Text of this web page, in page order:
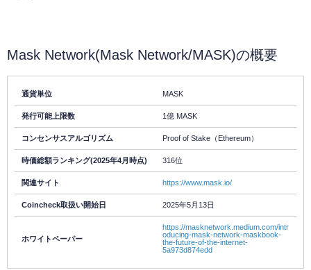
Mask Network(Mask Network/MASK)の概要
通貨単位 MASK
発行可能上限数 1億 MASK
コンセンサスアルゴリズム Proof of Stake（Ethereum）
時価総額ランキング(2025年4月時点) 316位
関連サイト https://www.mask.io/
Coincheck取扱い開始日 2025年5月13日
ホワイトペーパー
https://masknetwork.medium.com/intr
oducing-mask-network-maskbook-
the-future-of-the-internet-
5a973d874edd